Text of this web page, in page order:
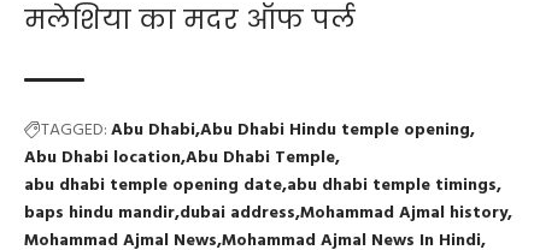
मलेशिया का मदर ऑफ पर्ल
TAGGED:Abu DhabiAbu Dhabi Hindu temple opening
Abu Dhabi locationAbu Dhabi Temple
abu dhabi temple opening date abu dhabi temple timings
baps hindu mandir dubai address Mohammad Ajmal history
Mohammad Ajmal News Mohammad Ajmal News In Hindi